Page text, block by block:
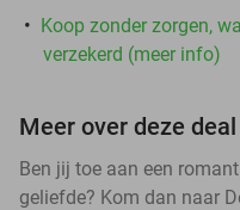
Koop zonder zorgen,
verzekerd (meer info)
Meer over deze deal
Ben jij toe aan een
geliefde? Kom dan naar